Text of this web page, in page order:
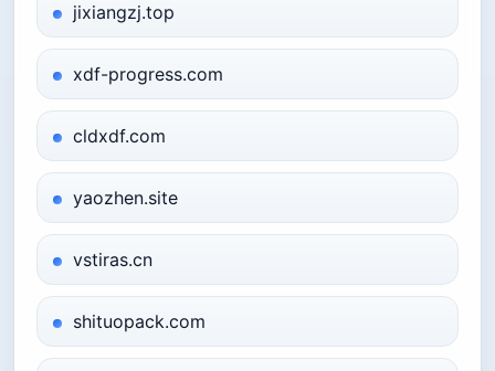
jixiangzj.top
xdf-progress.com
cldxdf.com
yaozhen.site
vstiras.cn
shituopack.com